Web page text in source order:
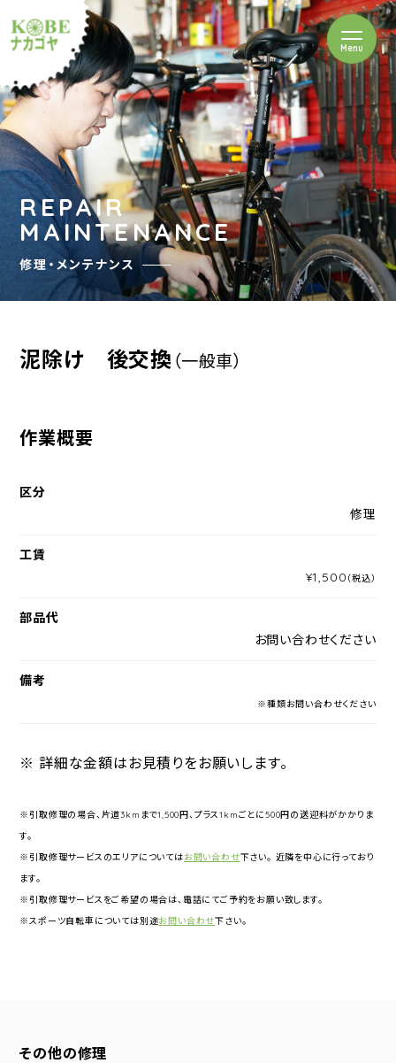
ルショップナカゴヤ
Menuを開閉
REPAIR
MAINTENANCE
修理・メンテナンス
泥除け 後交換 （一般車）
作業概要
区分
修理
工賃
¥1,500 （税込）
部品代
お問い合わせください
備考
※種類お問い合わせください
※ 詳細な金額はお見積りをお願いします。
※引取修理の場合、片道3kmまで1,500円、プラス1kmごとに500円の送迎料がかかりま
す。
※引取修理サービスのエリアについてはお問い合わせ下さい。 近隣を中心に行っており
ます。
※引取修理サービスをご希望の場合は、電話にてご予約をお願い致します。
※スポーツ自転車については別途お問い合わせ下さい。
その他の修理